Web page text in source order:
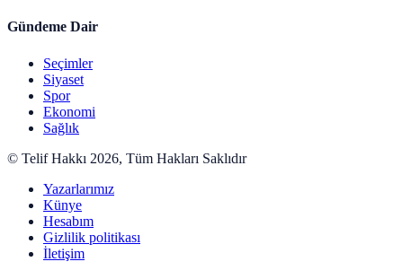
Gündeme Dair
Seçimler
Siyaset
Spor
Ekonomi
Sağlık
© Telif Hakkı 2026, Tüm Hakları Saklıdır
deneme
bonusu
deneme
bonusu
deneme
Yazarlarımız
Künye
Hesabım
Gizlilik politikası
İletişim